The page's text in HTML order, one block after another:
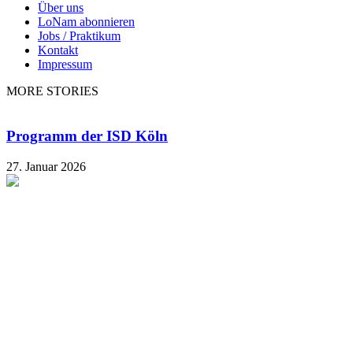
Über uns
LoNam abonnieren
Jobs / Praktikum
Kontakt
Impressum
MORE STORIES
Programm der ISD Köln
27. Januar 2026